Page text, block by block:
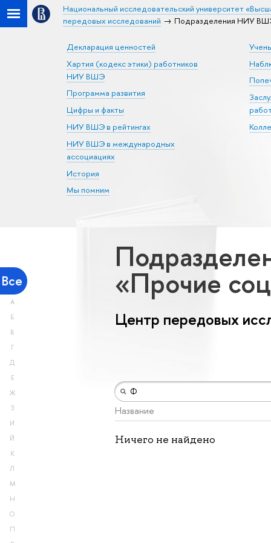
Национальный исследовательский университет
передовых исследований
Подразделения НИУ
Декларация ценностей
Хартия (кодекс этики) работников
НИУ ВШЭ
Программа развития
Цифры и факты
НИУ ВШЭ в рейтингах
НИУ ВШЭ в международных
ассоциациях
История
Мы помним
Все
А
Б
В
Г
Д
Е
Ж
З
И
Й
К
Л
М
Н
О
П
«Прочие
Центр передовых
Название
Ничего не найдено